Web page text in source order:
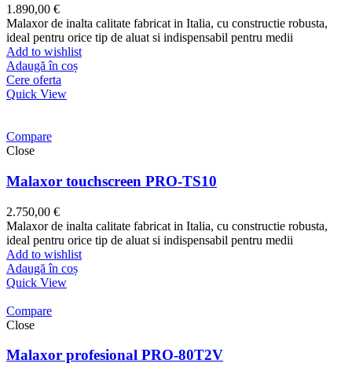
1.890,00 €
Malaxor de inalta calitate fabricat in Italia, cu constructie robusta,
ideal pentru orice tip de aluat si indispensabil pentru medii
Add to wishlist
Adaugă în coș
Cere oferta
Quick View
Compare
Close
Malaxor touchscreen PRO-TS10
2.750,00 €
Malaxor de inalta calitate fabricat in Italia, cu constructie robusta,
ideal pentru orice tip de aluat si indispensabil pentru medii
Add to wishlist
Adaugă în coș
Quick View
Compare
Close
Malaxor profesional PRO-80T2V